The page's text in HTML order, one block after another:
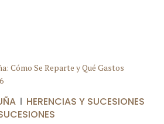
HERENCIAS Y SUCESIONES